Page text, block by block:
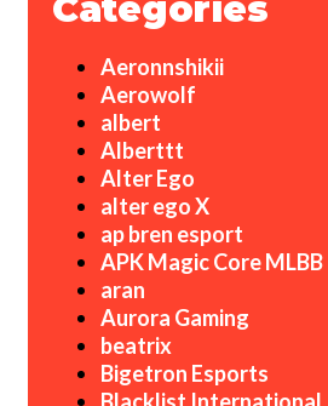
Aeronnshikii
Aerowolf
albert
Alberttt
Alter Ego
alter ego X
ap bren esport
APK Magic Core MLBB
aran
Aurora Gaming
beatrix
Bigetron Esports
Blacklist International